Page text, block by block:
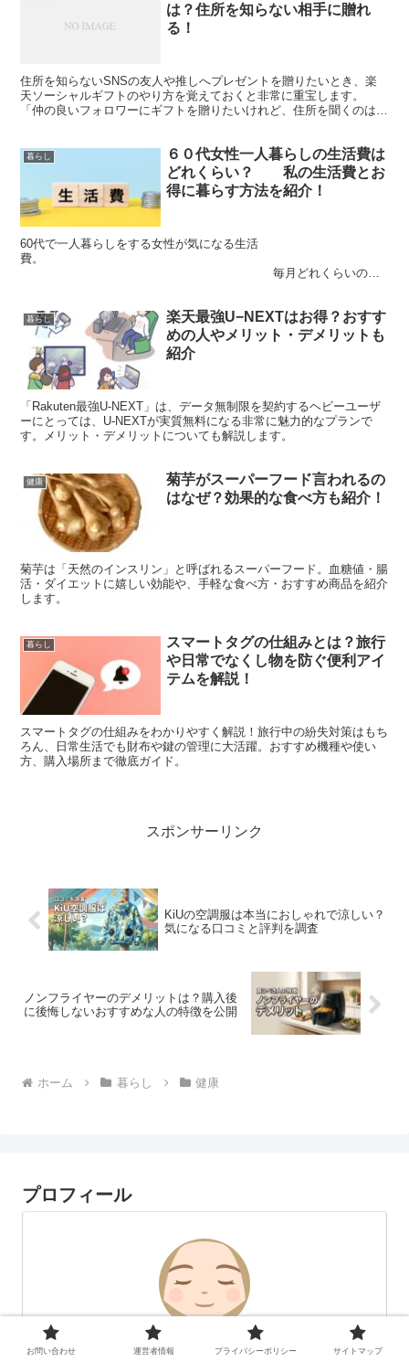
は？住所を知らない相手に贈れ
る！
住所を知らないSNSの友人や推しへプレゼントを贈りたいとき、楽
天ソーシャルギフトのやり方を覚えておくと非常に重宝します。
「仲の良いフォロワーにギフトを贈りたいけれど、住所を聞くのは失
暮らし
６０代女性一人暮らしの生活費は
どれくらい？ 私の生活費とお
得に暮らす方法を紹介！
60代で一人暮らしをする女性が気になる生活
費。
毎月どれくらいの費
暮らし
楽天最強U−NEXTはお得？おすす
めの人やメリット・デメリットも
紹介
「Rakuten最強U-NEXT」は、データ無制限を契約するヘビーユーザ
ーにとっては、U-NEXTが実質無料になる非常に魅力的なプランで
す。メリット・デメリットについても解説します。
健康
菊芋がスーパーフード言われるの
はなぜ？効果的な食べ方も紹介！
菊芋は「天然のインスリン」と呼ばれるスーパーフード。血糖値・腸
活・ダイエットに嬉しい効能や、手軽な食べ方・おすすめ商品を紹介
します。
暮らし
スマートタグの仕組みとは？旅行
や日常でなくし物を防ぐ便利アイ
テムを解説！
スマートタグの仕組みをわかりやすく解説！旅行中の紛失対策はもち
ろん、日常生活でも財布や鍵の管理に大活躍。おすすめ機種や使い
方、購入場所まで徹底ガイド。
スポンサーリンク
KiUの空調服は本当におしゃれで涼しい？
気になる口コミと評判を調査
ノンフライヤーのデメリットは？購入後
に後悔しないおすすめな人の特徴を公開
ホーム 暮らし 健康
プロフィール
hiyori
お問い合わせ 運営者情報 プライバシーポリシー サイトマップ